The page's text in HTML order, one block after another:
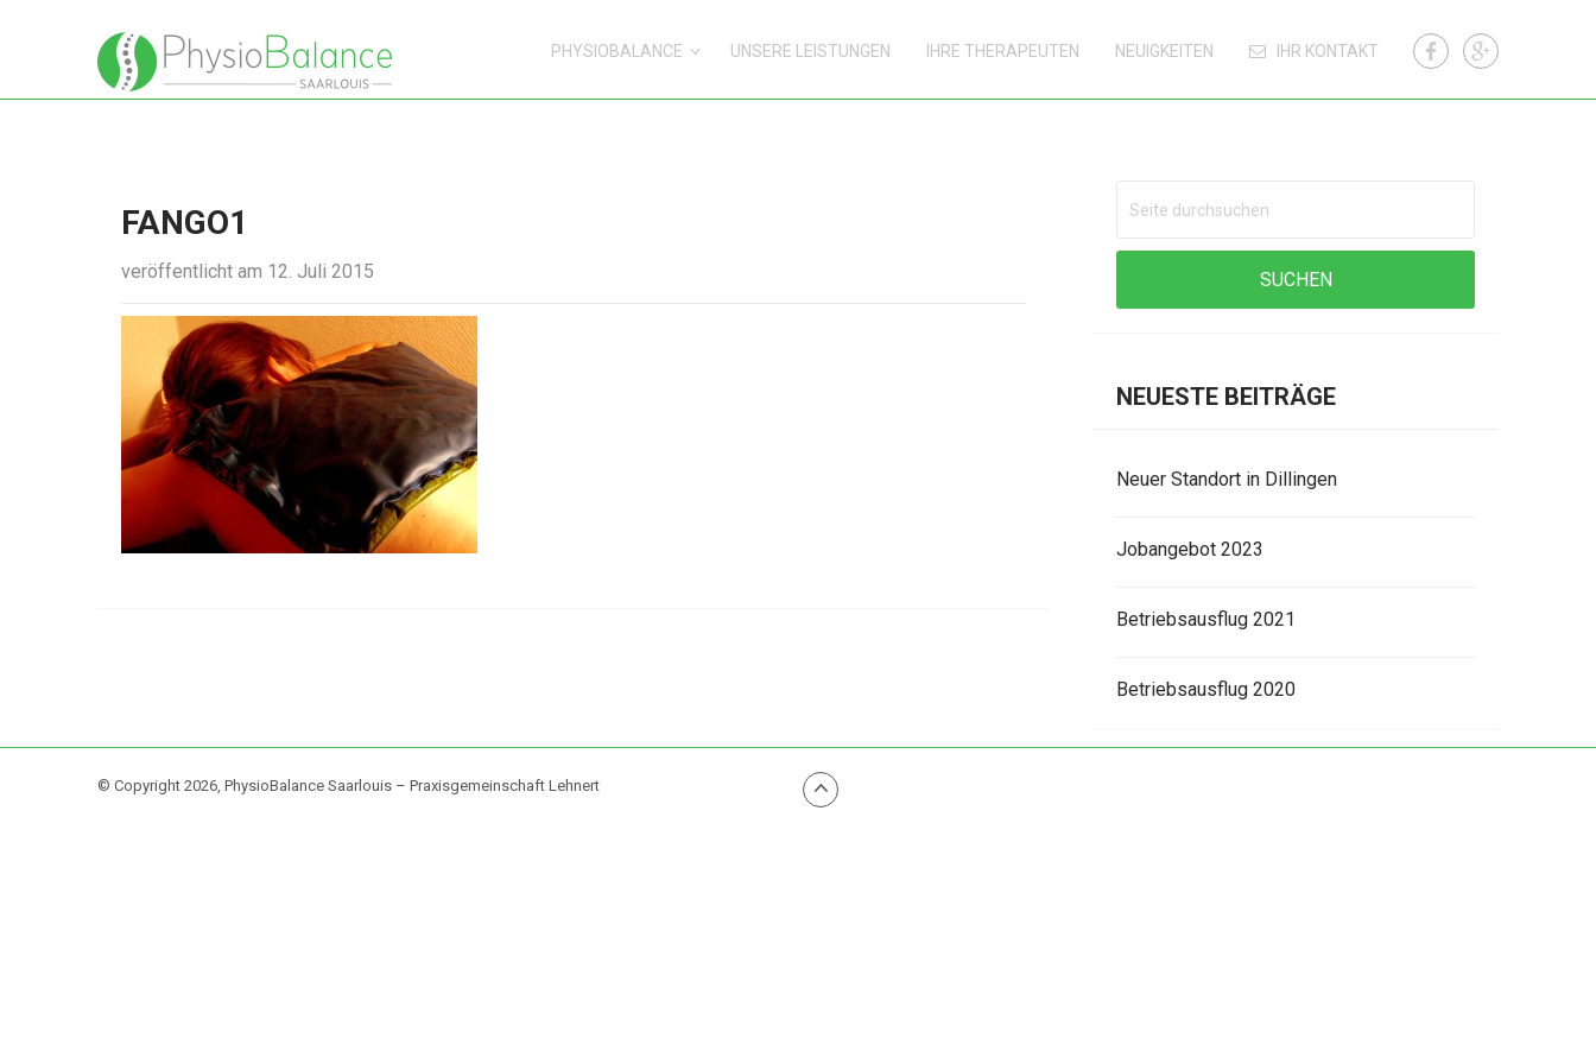
PHYSIOBALANCE UNSERE LEISTUNGEN IHRE THERAPEUTEN NEUIGKEITEN IHR KONTAKT
FANGO1
veröffentlicht am 12. Juli 2015
NEUESTE BEITRÄGE
Neuer Standort in Dillingen
Jobangebot 2023
Betriebsausflug 2021
Betriebsausflug 2020
© Copyright 2026, PhysioBalance Saarlouis – Praxisgemeinschaft Lehnert